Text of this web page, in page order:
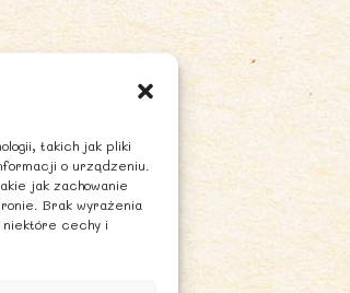
takich jak pliki
o urządzeniu.
jak zachowanie
Brak wyrażenia
niektóre cechy i